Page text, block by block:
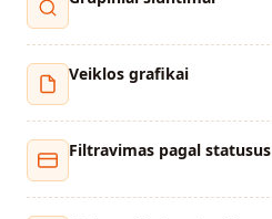
Veiklos grafikai
Filtravimas pagal statusus